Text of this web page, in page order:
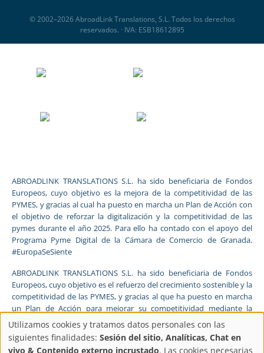
© 2002–2026 AbroadLink Translations, S.L. Todos los derechos
reservados. · IVA: ESB18612895
ABROADLINK TRANSLATIONS S.L. ha sido beneficiaria de Fondos
Europeos, cuyo objetivo es la mejora de la competitividad de las
PYMES, y gracias al cual ha puesto en marcha un Plan de Acción con
el objetivo de reforzar la digitalización y la competitividad de las
pymes durante el año 2025. Para ello ha contado con el apoyo del
Programa Pyme Digital de la Cámara de Comercio de Granada.
#EuropaSeSiente
ABROADLINK TRANSLATIONS S.L. ha sido beneficiaria de Fondos
Europeos, cuyo objetivo es el refuerzo del crecimiento sostenible y la
competitividad de las PYMES, y gracias al que ha puesto en marcha
un Plan de Acción para mejorar su competitividad mediante la
transformación digital, la promoción online y el comercio electrónico
en mercados internacionales durante el año 2025. Para ello ha
contado con el apoyo del Programa Xpande Digital de la Cámara de
Configuración
Utilizamos cookies y tratamos datos personales con las
siguientes finalidades: Sesión del sitio, Analíticas, Chat en
vivo & Contenido externo incrustado. Las cookies necesarias